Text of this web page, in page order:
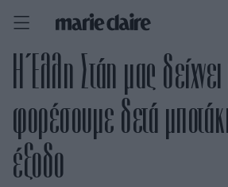
H Έλλη Στάη μας
φορέσουμε δετά
έξοδο